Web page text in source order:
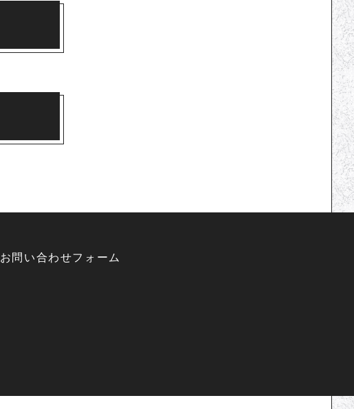
お問い合わせフォーム